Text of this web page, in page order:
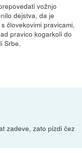
vožnjo
dejstva, da je
človekovimi pravicami,
pravico kogarkoli do
Srbe.
zadeve, zato pizdi čez